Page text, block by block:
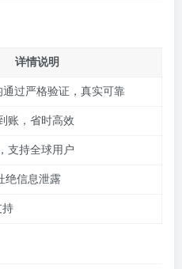
详情说明
通过严格验证，真实可靠
账，省时高效
支持全球用户
绝信息泄露
持